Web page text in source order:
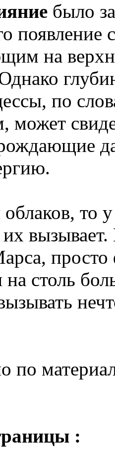
было
на
по
может
облаков, то
на столь
по
: